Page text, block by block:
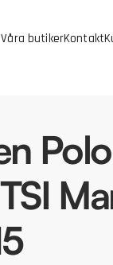
Våra butikerKontakt